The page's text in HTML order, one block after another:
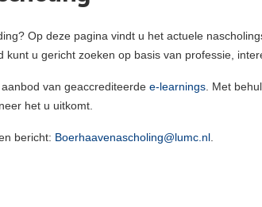
Op deze pagina vindt u het actuele
u gericht zoeken op basis van professie,
van geaccrediteerde e-learnings . Met
het u uitkomt.
bericht: Boerhaavenascholing@lumc.nl